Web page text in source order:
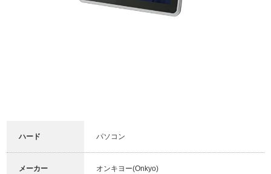
ハード パソコン
メーカー オンキヨー(Onkyo)